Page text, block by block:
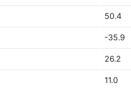
50.4
-35.9
26.2
11.0